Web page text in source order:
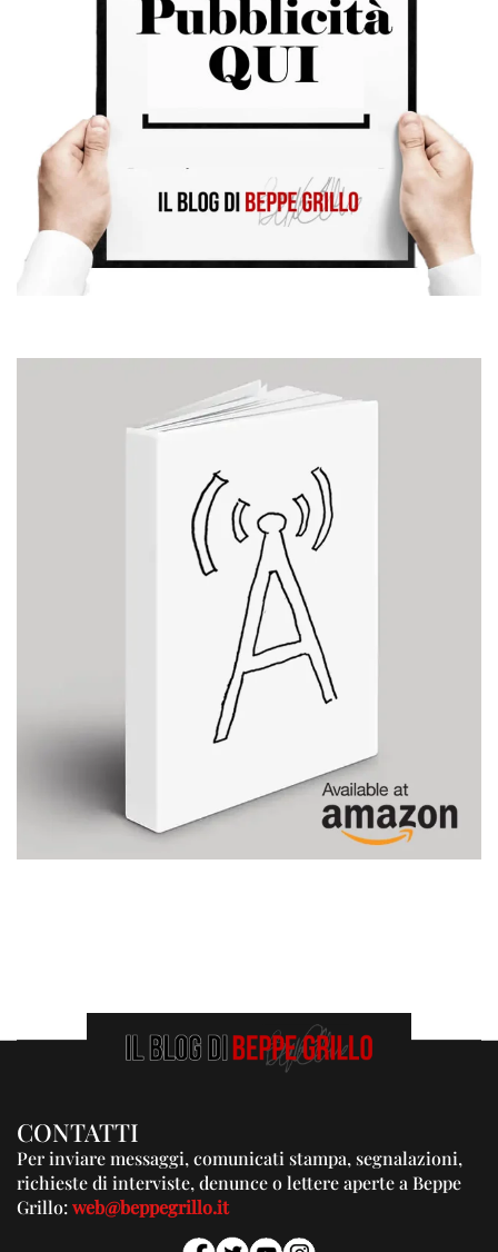
CONTATTI
Per inviare messaggi, comunicati stampa, segnalazioni,
richieste di interviste, denunce o lettere aperte a Beppe
Grillo:web@beppegrillo.it